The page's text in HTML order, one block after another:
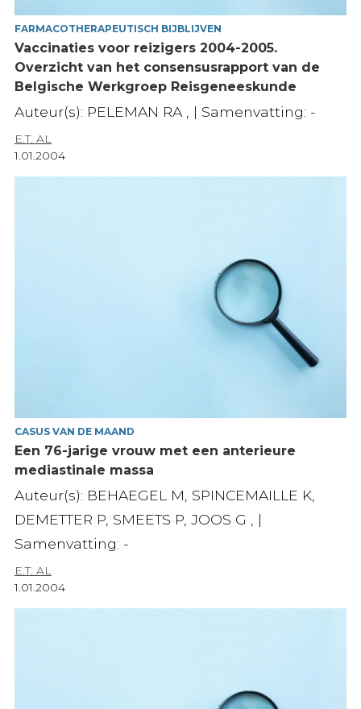
FARMACOTHERAPEUTISCH BIJBLIJVEN
Vaccinaties voor reizigers 2004-2005.
Overzicht van het consensusrapport van de
Belgische Werkgroep Reisgeneeskunde
Auteur(s): PELEMAN RA , | Samenvatting: -
E.T. AL
1.01.2004
CASUS VAN DE MAAND
Een 76-jarige vrouw met een anterieure
mediastinale massa
Auteur(s): BEHAEGEL M, SPINCEMAILLE K,
DEMETTER P, SMEETS P, JOOS G , |
Samenvatting: -
E.T. AL
1.01.2004